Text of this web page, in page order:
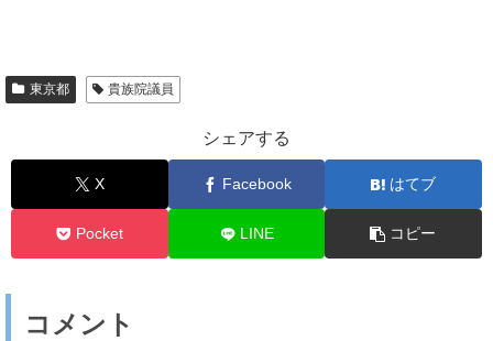
東京都 貴族院議員
シェアする
X Facebook はてブ
Pocket LINE コピー
コメント